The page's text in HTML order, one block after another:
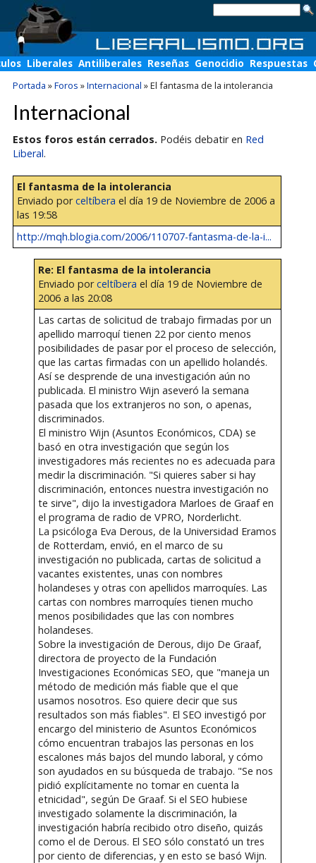
Liberales Antiliberales Reseñas Genocidio Respuestas
Portada »Foros »Internacional »El fantasma de la intolerancia
Internacional
Estos foros están cerrados. Podéis debatir en Red
Liberal.
El fantasma de la intolerancia
Enviado porceltíbera el día 19 de Noviembre de 2006 a
las 19:58
http://mqh.blogia.com/2006/110707-fantasma-de-la-i...
Re: El fantasma de la intolerancia
Enviado porceltíbera el día 19 de Noviembre de
2006 a las 20:08
Las cartas de solicitud de trabajo firmadas por un
apellido marroquí tienen 22 por ciento menos
posibilidades de pasar por el proceso de selección,
que las cartas firmadas con un apellido holandés.
Así se desprende de una investigación aún no
publicada. El ministro Wijn aseveró la semana
pasada que los extranjeros no son, o apenas,
discriminados.
El ministro Wijn (Asuntos Económicos, CDA) se
basó en otra investigación que según los
investigadores más recientes no es adecuada para
medir la discriminación. "Si quieres saber si hay
discriminación, entonces nuestra investigación no
te sirve", dijo la investigadora Marloes de Graaf en
el programa de radio de VPRO, Norderlicht.
La psicóloga Eva Derous, de la Universidad Eramos
de Rotterdam, envió, en el marco de su
investigación no publicada, cartas de solicitud a
vacantes existentes, unas con nombres
holandeses y otras con apellidos marroquíes. Las
cartas con nombres marroquíes tienen mucho
menos posibilidades que las con nombres
holandeses.
Sobre la investigación de Derous, dijo De Graaf,
directora de proyecto de la Fundación
Investigaciones Económicas SEO, que "maneja un
método de medición más fiable que el que
usamos nosotros. Eso quiere decir que sus
resultados son más fiables". El SEO investigó por
encargo del ministerio de Asuntos Económicos
cómo encuentran trabajos las personas en los
escalones más bajos del mundo laboral, y cómo
son ayudados en su búsqueda de trabajo. "Se nos
pidió explícitamente no tomar en cuenta la
etnicidad", según De Graaf. Si el SEO hubiese
investigado solamente la discriminación, la
investigación habría recibido otro diseño, quizás
como el de Derous. El SEO sólo constató un tres
por ciento de diferencias, y en esto se basó Wijn.